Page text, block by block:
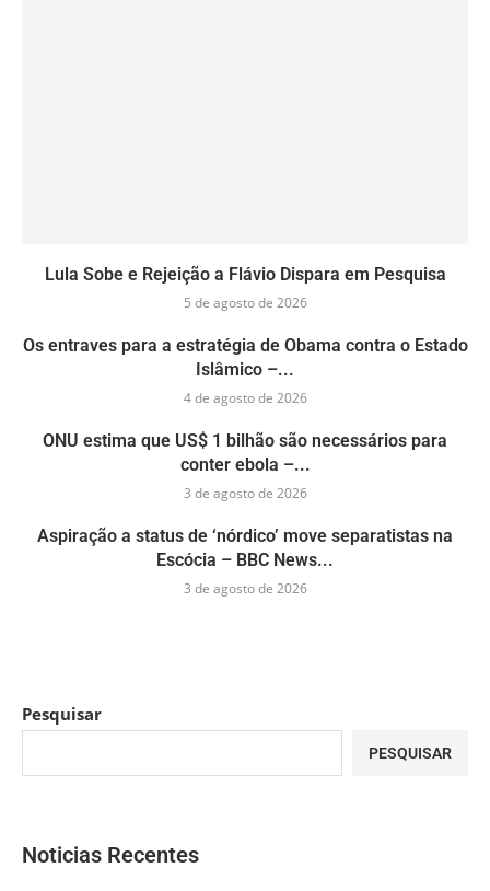
Lula Sobe e Rejeição a Flávio Dispara em Pesquisa
5 de agosto de 2026
Os entraves para a estratégia de Obama contra o Estado
Islâmico –...
4 de agosto de 2026
ONU estima que US$ 1 bilhão são necessários para
conter ebola –...
3 de agosto de 2026
Aspiração a status de ‘nórdico’ move separatistas na
Escócia – BBC News...
3 de agosto de 2026
Pesquisar
PESQUISAR
Noticias Recentes